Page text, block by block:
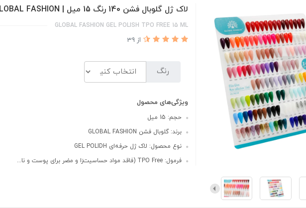
لاک ژل گلوبال فشن 140 رنگ 15 میل | GLOBAL FASHION
GLOBAL FASHION GEL POLISH TPO FREE 15 ML
از 39
رنگ
ویژگی‌های محصول
حجم: 15 میل
برند: گلوبال فشن GLOBAL FASHION
نوع محصول: لاک ژل حرفه‌ای GEL POLIDH
فرمول: TPO Free (فاقد مواد حساسیت‌زا و مضر برای پوست و نا...